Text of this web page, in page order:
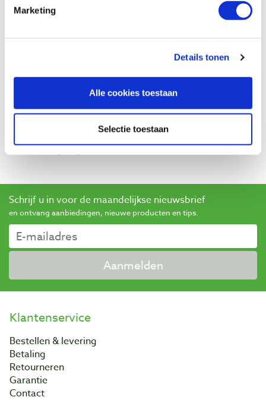
Marketing
Details tonen
Alle cookies toestaan
Selectie toestaan
Beoordelingen
Baptist maakt gebruik van Trusted Shops als een
onafhankelijke dienstverlener voor het verkrijgen van
genomen om ervoor te zorgen dat het om echte
beoordelingen gaat.Meer informatie
Schrijf u in voor de maandelijkse nieuwsbrief
en ontvang aanbiedingen, nieuwe producten en tips.
Aanmelden
Klantenservice
Bestellen & levering
Betaling
Retourneren
Garantie
Contact